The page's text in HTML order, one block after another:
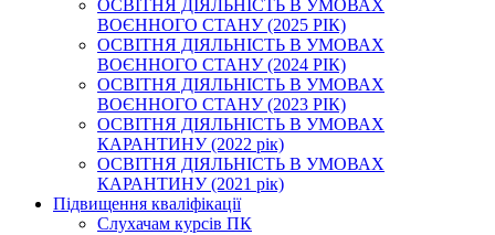
ОСВІТНЯ ДІЯЛЬНІСТЬ В УМОВАХ
ВОЄННОГО СТАНУ (2025 РІК)
ОСВІТНЯ ДІЯЛЬНІСТЬ В УМОВАХ
ВОЄННОГО СТАНУ (2024 РІК)
ОСВІТНЯ ДІЯЛЬНІСТЬ В УМОВАХ
ВОЄННОГО СТАНУ (2023 РІК)
ОСВІТНЯ ДІЯЛЬНІСТЬ В УМОВАХ
КАРАНТИНУ (2022 рік)
ОСВІТНЯ ДІЯЛЬНІСТЬ В УМОВАХ
КАРАНТИНУ (2021 рік)
Підвищення кваліфікації
Слухачам курсів ПК